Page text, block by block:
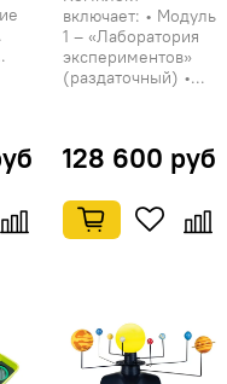
включает: • Модуль
1 – «Лаборатория
экспериментов»
(раздаточный) •...
128 600 руб